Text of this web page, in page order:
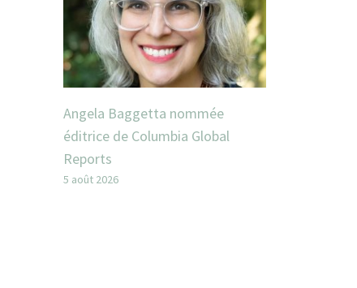
Angela Baggetta nommée
éditrice de Columbia Global
Reports
5 août 2026